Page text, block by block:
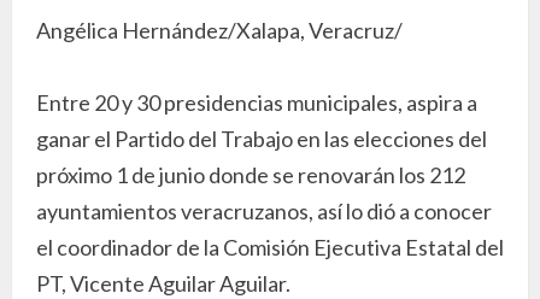
Angélica Hernández/Xalapa, Veracruz/
Entre 20 y 30 presidencias municipales, aspira a
ganar el Partido del Trabajo en las elecciones del
próximo 1 de junio donde se renovarán los 212
ayuntamientos veracruzanos, así lo dió a conocer
el coordinador de la Comisión Ejecutiva Estatal del
PT, Vicente Aguilar Aguilar.